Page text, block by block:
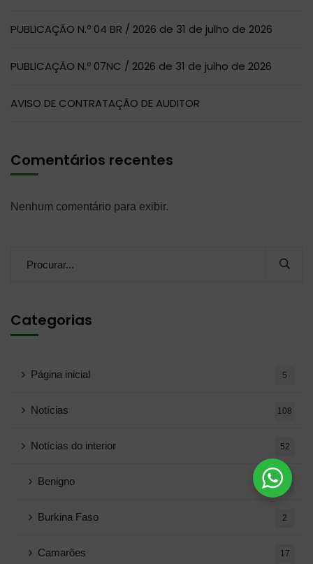
PUBLICAÇÃO N.º 04 BR / 2026 de 31 de julho de 2026
PUBLICAÇÃO N.º 07NC / 2026 de 31 de julho de 2026
AVISO DE CONTRATAÇÃO DE AUDITOR
Comentários recentes
Nenhum comentário para exibir.
Categorias
Página inicial 5
Notícias 108
Notícias do interior 52
Benigno 2
Burkina Faso 2
Camarões 17